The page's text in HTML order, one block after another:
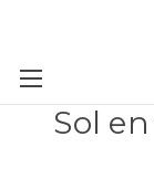
Sol